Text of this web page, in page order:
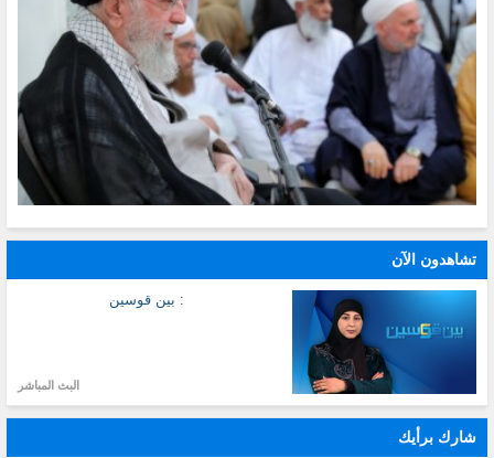
تشاهدون الآن
: بين قوسين
البث المباشر
شارك برأيك